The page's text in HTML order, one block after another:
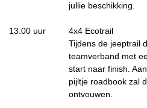
jullie beschikking.
13.00 uur
4x4 Ecotrail
Tijdens de jeeptrail
teamverband met
start naar finish.
pijltje roadbook zal
ontvouwen.